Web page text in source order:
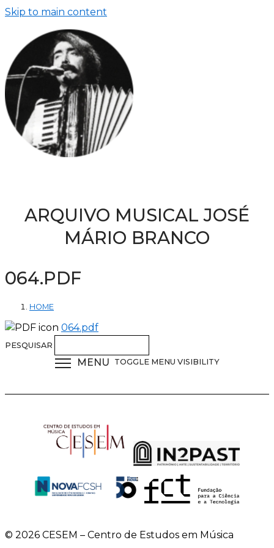
Skip to main content
ARQUIVO MUSICAL JOSÉ
MÁRIO BRANCO
064.PDF
HOME
064.pdf
PESQUISAR
MENU TOGGLE MENU VISIBILITY
© 2026 CESEM – Centro de Estudos em Música